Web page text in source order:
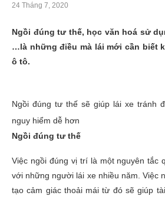
24 Tháng 7, 2020
Ngồi đúng tư thế, học văn hoá sử
…là những điều mà lái mới cần biết
ô tô.
Ngồi đúng tư thế sẽ giúp lái xe tránh
nguy hiểm dễ hơn
Ngồi đúng tư thế
Việc ngồi đúng vị trí là một nguyên tắc
với những người lái xe nhiều năm. Việc
tạo cảm giác thoải mái từ đó sẽ giúp